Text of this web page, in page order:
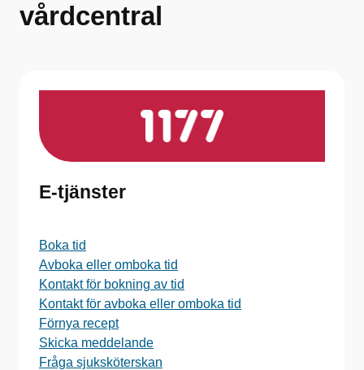
vårdcentral
E-tjänster
Boka tid
Avboka eller omboka tid
Kontakt för bokning av tid
Kontakt för avboka eller omboka tid
Förnya recept
Skicka meddelande
Fråga sjuksköterskan